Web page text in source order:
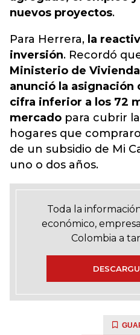
nuevos proyectos.
Para Herrera, la
inversión. Recordó
Ministerio de
anunció la asignación
cifra inferior a los 72
mercado para cubrir
hogares que
de un subsidio de Mi
uno o dos años.
Toda la
económico,
Colombia a